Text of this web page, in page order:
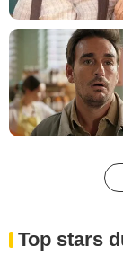
Top stars